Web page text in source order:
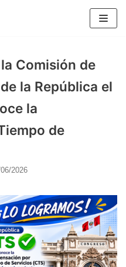
Comisión de
la República el
la
de
2026